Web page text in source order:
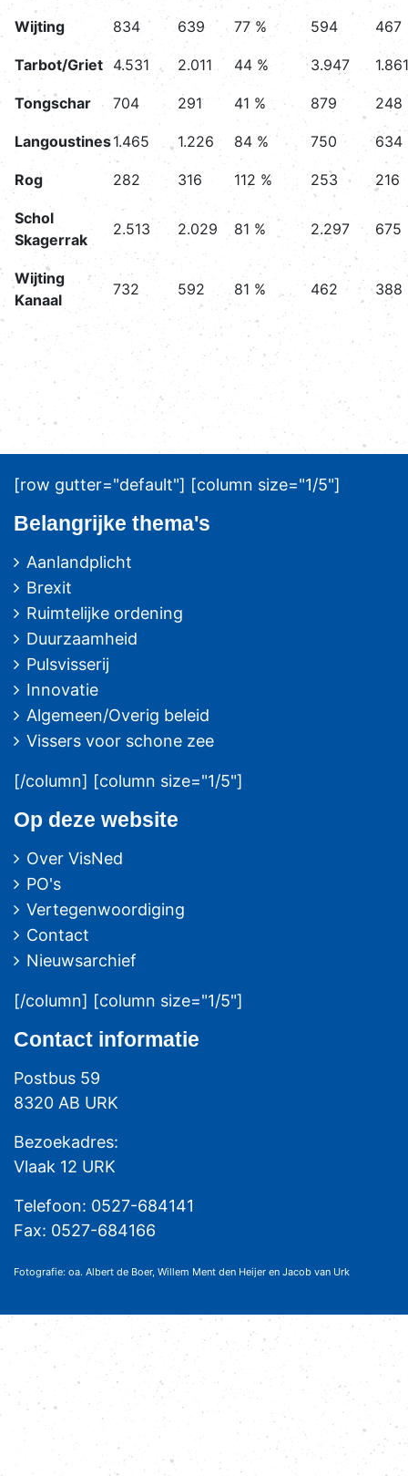
Wijting 834 639 77 % 594 467
Tarbot/Griet 4.531 2.011 44 % 3.947 1.861
Tongschar 704 291 41 % 879 248
Langoustines1.465 1.226 84 % 750 634
Rog 282 316 112 % 253 216
Schol
Skagerrak
2.513 2.029 81 % 2.297 675
Wijting
Kanaal
732 592 81 % 462 388
[row gutter="default"] [column size="1/5"]
Belangrijke thema's
Aanlandplicht
Brexit
Ruimtelijke ordening
Duurzaamheid
Pulsvisserij
Innovatie
Algemeen/Overig beleid
Vissers voor schone zee
[/column] [column size="1/5"]
Op deze website
Over VisNed
PO's
Vertegenwoordiging
Contact
Nieuwsarchief
[/column] [column size="1/5"]
Contact informatie
Postbus 59
8320 AB URK
Bezoekadres:
Vlaak 12 URK
Telefoon: 0527-684141
Fax: 0527-684166
Fotografie: oa. Albert de Boer, Willem Ment den Heijer en Jacob van Urk